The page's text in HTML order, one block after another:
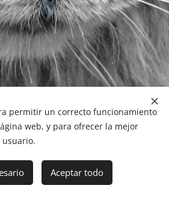
mascotas
Cookies
permitir un correcto funcionamiento
web, y para ofrecer la mejor
Aceptar todo